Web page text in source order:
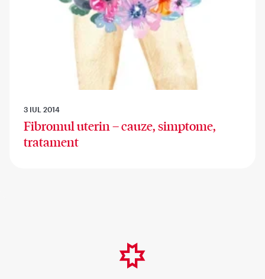
3 IUL 2014
Fibromul uterin – cauze, simptome,
tratament